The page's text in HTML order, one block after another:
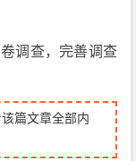
调查，完善调查
篇文章全部内